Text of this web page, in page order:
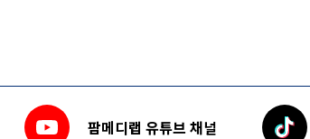
팜메디랩 유튜브 채널